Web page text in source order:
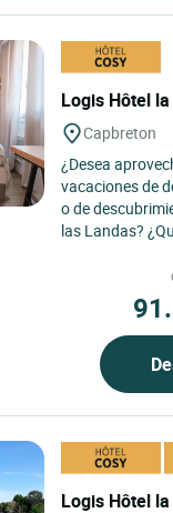
Logis Hôtel
Capbreton
¿Desea
vacaciones de
o de
las Landas?
Logis Hôtel